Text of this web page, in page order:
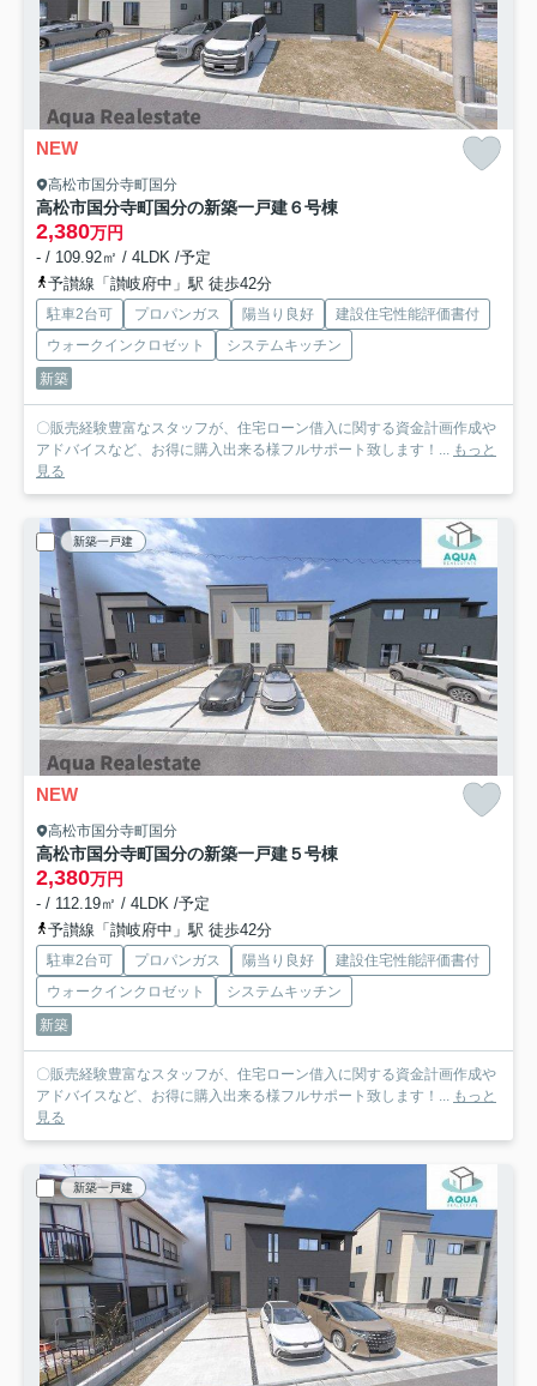
NEW
高松市国分寺町国分
高松市国分寺町国分の新築一戸建６号棟
2,380万円
- / 109.92㎡ / 4LDK /予定
予讃線「讃岐府中」駅 徒歩42分
駐車2台可 プロパンガス 陽当り良好
建設住宅性能評価書付
ウォークインクロゼット
システムキッチン
新築
〇販売経験豊富なスタッフが、住宅ローン借入に関する資金計画作成や
アドバイスなど、お得に購入出来る様フルサポート致します！... もっと
見る
新築一戸建
NEW
高松市国分寺町国分
高松市国分寺町国分の新築一戸建５号棟
2,380万円
- / 112.19㎡ / 4LDK /予定
予讃線「讃岐府中」駅 徒歩42分
駐車2台可 プロパンガス 陽当り良好
建設住宅性能評価書付
ウォークインクロゼット
システムキッチン
新築
〇販売経験豊富なスタッフが、住宅ローン借入に関する資金計画作成や
アドバイスなど、お得に購入出来る様フルサポート致します！... もっと
見る
新築一戸建